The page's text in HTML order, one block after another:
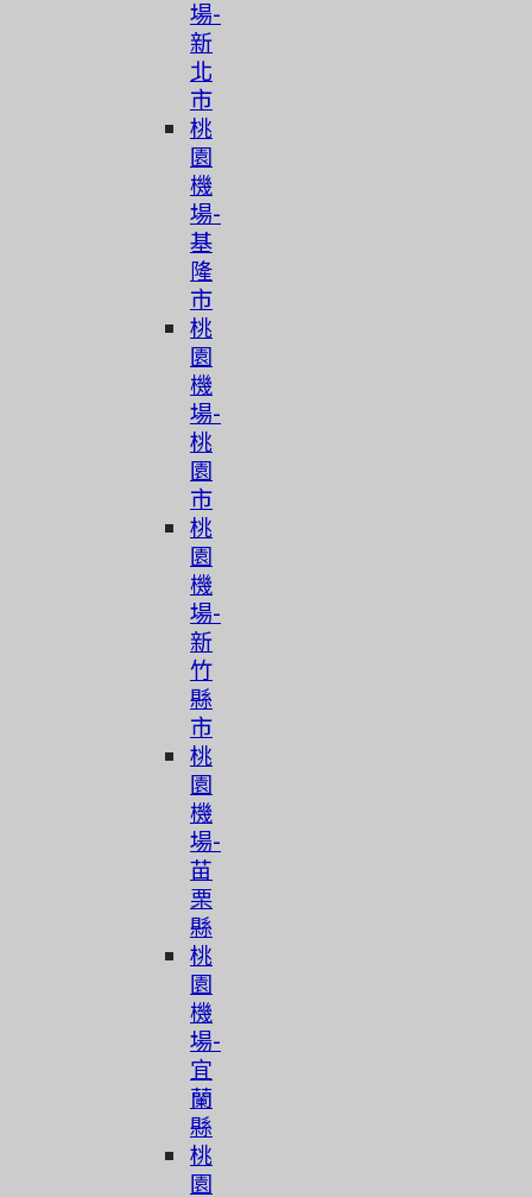
場-
新
北
市
桃
園
機
場-
基
隆
市
桃
園
機
場-
桃
園
市
桃
園
機
場-
新
竹
縣
市
桃
園
機
場-
苗
栗
縣
桃
園
機
場-
宜
蘭
縣
桃
園